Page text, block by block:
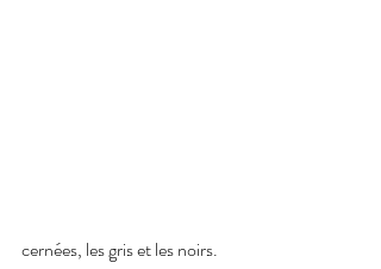
cernées, les gris et les noirs.